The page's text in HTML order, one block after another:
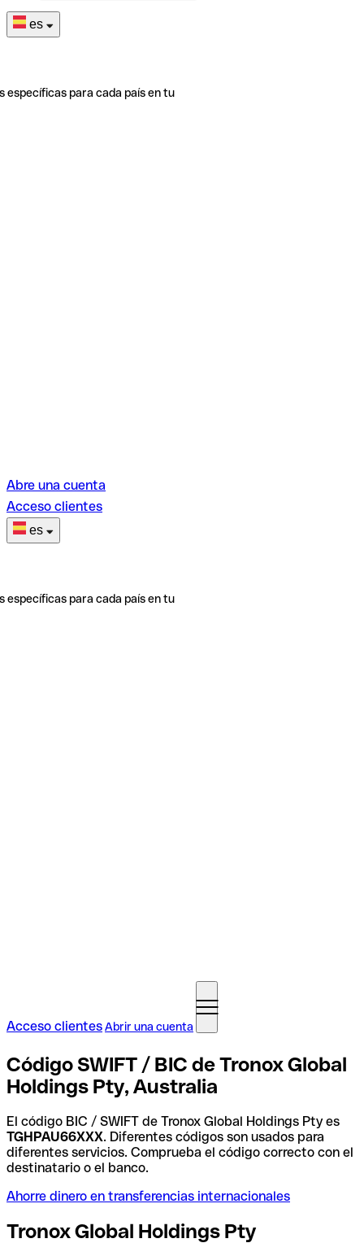
es
específicas para cada país en tu
Abre una cuenta
Acceso clientes
es
específicas para cada país en tu
Acceso clientesAbrir una cuenta
Código SWIFT / BIC de Tronox Global
Holdings Pty, Australia
El código BIC / SWIFT de Tronox Global Holdings Pty es
TGHPAU66XXX. Diferentes códigos son usados para
diferentes servicios. Comprueba el código correcto con el
destinatario o el banco.
Ahorre dinero en transferencias internacionales
Tronox Global Holdings Pty